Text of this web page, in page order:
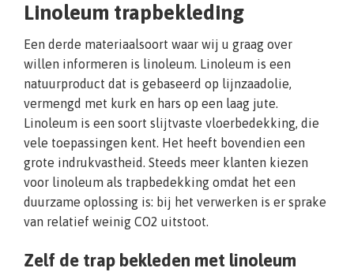
Linoleum trapbekleding
Een derde materiaalsoort waar wij u graag over
willen informeren is linoleum. Linoleum is een
natuurproduct dat is gebaseerd op lijnzaadolie,
vermengd met kurk en hars op een laag jute.
Linoleum is een soort slijtvaste vloerbedekking, die
vele toepassingen kent. Het heeft bovendien een
grote indrukvastheid. Steeds meer klanten kiezen
voor linoleum als trapbedekking omdat het een
duurzame oplossing is: bij het verwerken is er sprake
van relatief weinig CO2 uitstoot.
Zelf de trap bekleden met linoleum